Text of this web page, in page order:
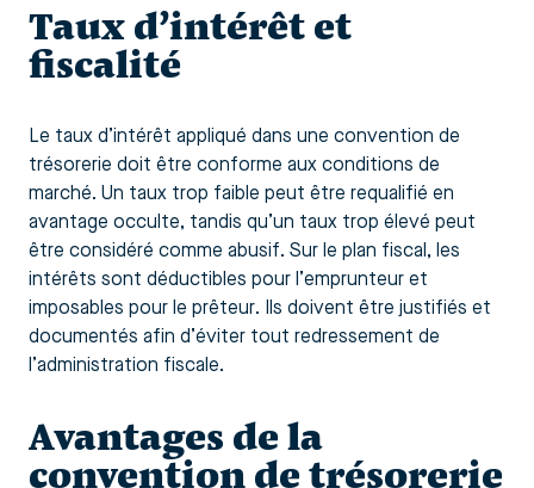
Taux d’intérêt et
fiscalité
Le taux d’intérêt appliqué dans une convention de
trésorerie doit être conforme aux conditions de
marché. Un taux trop faible peut être requalifié en
avantage occulte, tandis qu’un taux trop élevé peut
être considéré comme abusif. Sur le plan fiscal, les
intérêts sont déductibles pour l’emprunteur et
imposables pour le prêteur. Ils doivent être justifiés et
documentés afin d’éviter tout redressement de
l’administration fiscale.
Avantages de la
convention de trésorerie